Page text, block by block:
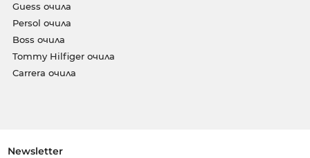
Guess очила
Persol очила
Boss очила
Tommy Hilfiger очила
Carrera очила
Newsletter